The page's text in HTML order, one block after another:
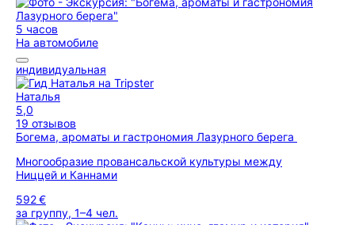
5 часов
На автомобиле
индивидуальная
Наталья
5,0
19 отзывов
Богема, ароматы и гастрономия Лазурного берега
Многообразие провансальской культуры между
Ниццей и Каннами
592 €
за группу, 1–4 чел.